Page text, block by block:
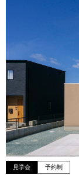
見学会 予約制